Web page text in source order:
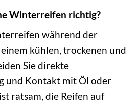
Winterreifen richtig?
während der
kühlen, trockenen und
Sie direkte
und Kontakt mit Öl oder
ratsam, die Reifen auf